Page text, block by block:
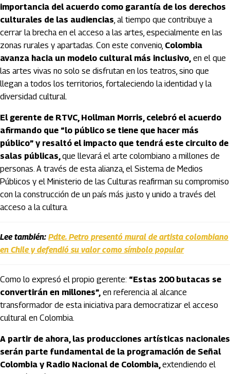
importancia del acuerdo como garantía de los derechos
culturales de las audiencias, al tiempo que contribuye a
cerrar la brecha en el acceso a las artes, especialmente en las
zonas rurales y apartadas. Con este convenio, Colombia
avanza hacia un modelo cultural más inclusivo, en el que
las artes vivas no solo se disfrutan en los teatros, sino que
llegan a todos los territorios, fortaleciendo la identidad y la
diversidad cultural.
El gerente de RTVC, Hollman Morris, celebró el acuerdo
afirmando que “lo público se tiene que hacer más
público” y resaltó el impacto que tendrá este circuito de
salas públicas,que llevará el arte colombiano a millones de
personas. A través de esta alianza, el Sistema de Medios
Públicos y el Ministerio de las Culturas reafirman su compromiso
con la construcción de un país más justo y unido a través del
acceso a la cultura.
Lee también: Pdte. Petro presentó mural de artista colombiano
en Chile y defendió su valor como símbolo popular
Como lo expresó el propio gerente: “Estas 200 butacas se
convertirán en millones”, en referencia al alcance
transformador de esta iniciativa para democratizar el acceso
cultural en Colombia.
A partir de ahora, las producciones artísticas nacionales
serán parte fundamental de la programación de Señal
Colombia y Radio Nacional de Colombia,extendiendo el